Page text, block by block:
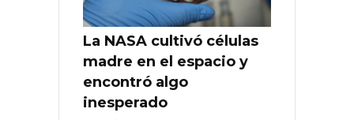
La NASA cultivó células
madre en el espacio y
encontró algo
inesperado